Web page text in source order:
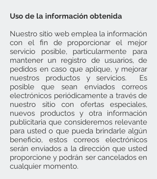
Uso de la información obtenida
Nuestro sitio web emplea la información
con el fin de proporcionar el mejor
servicio posible, particularmente para
mantener un registro de usuarios, de
pedidos en caso que aplique, y mejorar
nuestros productos y servicios. Es
posible que sean enviados correos
electrónicos periódicamente a través de
nuestro sitio con ofertas especiales,
nuevos productos y otra información
publicitaria que consideremos relevante
para usted o que pueda brindarle algún
beneficio, estos correos electrónicos
serán enviados a la dirección que usted
proporcione y podrán ser cancelados en
cualquier momento.